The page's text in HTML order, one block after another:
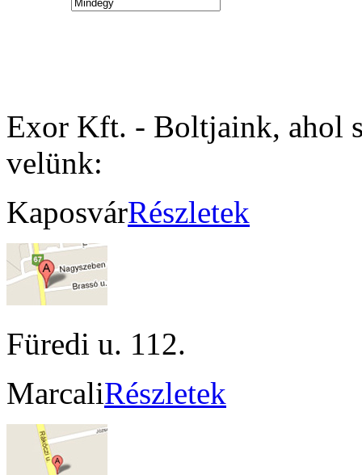
Exor Kft. - Boltjaink, ahol
velünk:
KaposvárRészletek
Füredi u. 112.
MarcaliRészletek